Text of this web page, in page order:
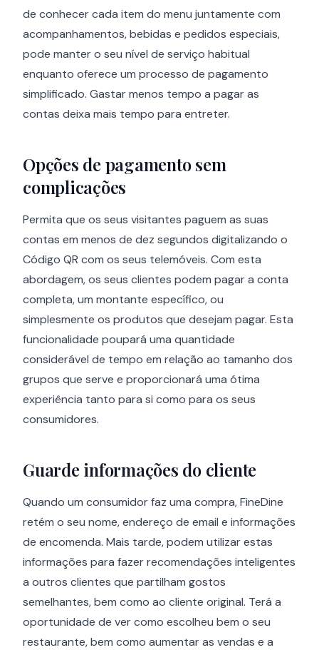
de conhecer cada item do menu juntamente com
acompanhamentos, bebidas e pedidos especiais,
pode manter o seu nível de serviço habitual
enquanto oferece um processo de pagamento
simplificado. Gastar menos tempo a pagar as
contas deixa mais tempo para entreter.
Opções de pagamento sem
complicações
Permita que os seus visitantes paguem as suas
contas em menos de dez segundos digitalizando o
Código QR com os seus telemóveis. Com esta
abordagem, os seus clientes podem pagar a conta
completa, um montante específico, ou
simplesmente os produtos que desejam pagar. Esta
funcionalidade poupará uma quantidade
considerável de tempo em relação ao tamanho dos
grupos que serve e proporcionará uma ótima
experiência tanto para si como para os seus
consumidores.
Guarde informações do cliente
Quando um consumidor faz uma compra, FineDine
retém o seu nome, endereço de email e informações
de encomenda. Mais tarde, podem utilizar estas
informações para fazer recomendações inteligentes
a outros clientes que partilham gostos
semelhantes, bem como ao cliente original. Terá a
oportunidade de ver como escolheu bem o seu
restaurante, bem como aumentar as vendas e a